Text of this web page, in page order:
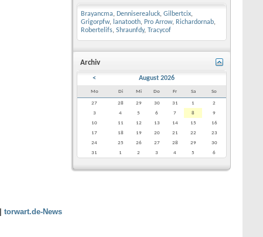
Brayancma, Denniserealuck, Gilbertcix,
Grigorpfw, lanatooth, Pro Arrow, Richardornab,
Robertelifs, Shraunfdy, Tracycof
Archiv
< August 2026
Mo Di Mi Do Fr Sa So
27 28 29 30 31 1
2
3
4 5 6 7 8
9
10
11 12 13 14 15
16
17
18 19 20 21 22
23
24
25 26 27 28 29
30
31
1 2 3 4 5 6
torwart.de-News